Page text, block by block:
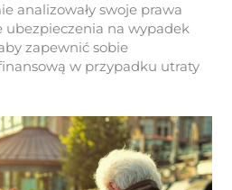
analizowały swoje prawa
ubezpieczenia na wypadek
zapewnić sobie
w przypadku utraty